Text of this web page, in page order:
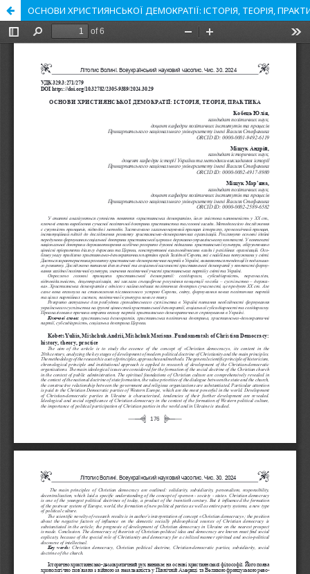
ОСНОВИ ХРИСТИЯНСЬКОЇ ДЕМОКРАТІЇ: ІСТОРІЯ, ТЕОРІЯ,